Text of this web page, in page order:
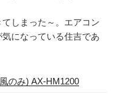
しまった～。エアコン
になっている住吉であ
のみ) AX-HM1200